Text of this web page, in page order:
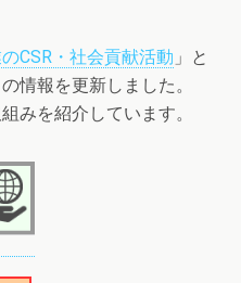
CSR・社会貢献活動 」と
の情報を更新しました。
みを紹介しています。